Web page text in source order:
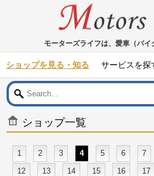
モーターズライフは、愛車（バ
ショップを見る・知る サービスを探
ショップ一覧
1 2 3 4 5 6 7
12
13 14 15 16 17